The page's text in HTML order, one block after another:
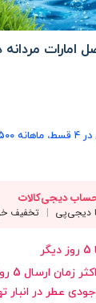
امارات مردانه
تومان
عطر در انبار